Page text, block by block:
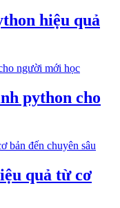
hiệu quả
python cho
quả từ cơ